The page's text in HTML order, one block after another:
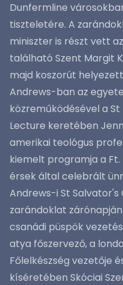
Dunfermline
tiszteletére. A
miniszter is részt vett
található Szent Margit
majd koszorút
Andrews-ban az
közreműködésével a
Lecture keretében
amerikai teológus
kiemelt programja a Ft.
érsek által celebrált
Andrews-i St
zarándoklat zárónapján
csanádi püspök
atya főszervező, a
Főlelkészség vezetője
kíséretében Skóciai